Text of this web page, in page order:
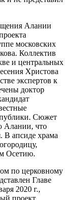
Алании
московских
Коллектив
и центральных
Христова
экспертов к
доктор
Сюжет
Алании, что
В апсиде храма
Осетию.
по церковному
Главе
2020 г.,
проект